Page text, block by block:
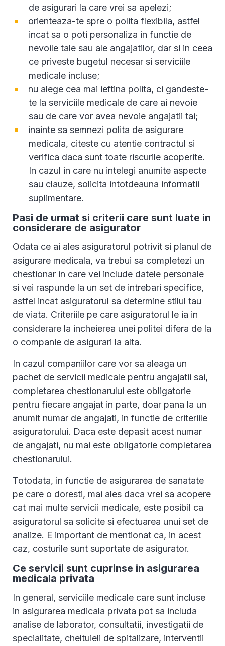
de asigurari la care vrei sa apelezi;
orienteaza-te spre o polita flexibila, astfel
incat sa o poti personaliza in functie de
nevoile tale sau ale angajatilor, dar si in ceea
ce priveste bugetul necesar si serviciile
medicale incluse;
nu alege cea mai ieftina polita, ci gandeste-
te la serviciile medicale de care ai nevoie
sau de care vor avea nevoie angajatii tai;
inainte sa semnezi polita de asigurare
medicala, citeste cu atentie contractul si
verifica daca sunt toate riscurile acoperite.
In cazul in care nu intelegi anumite aspecte
sau clauze, solicita intotdeauna informatii
suplimentare.
Pasi de urmat si criterii care sunt luate in
considerare de asigurator
Odata ce ai ales asiguratorul potrivit si planul de
asigurare medicala, va trebui sa completezi un
chestionar in care vei include datele personale
si vei raspunde la un set de intrebari specifice,
astfel incat asiguratorul sa determine stilul tau
de viata. Criteriile pe care asiguratorul le ia in
considerare la incheierea unei politei difera de la
o companie de asigurari la alta.
In cazul companiilor care vor sa aleaga un
pachet de servicii medicale pentru angajatii sai,
completarea chestionarului este obligatorie
pentru fiecare angajat in parte, doar pana la un
anumit numar de angajati, in functie de criteriile
asiguratorului. Daca este depasit acest numar
de angajati, nu mai este obligatorie completarea
chestionarului.
Totodata, in functie de asigurarea de sanatate
pe care o doresti, mai ales daca vrei sa acopere
cat mai multe servicii medicale, este posibil ca
asiguratorul sa solicite si efectuarea unui set de
analize. E important de mentionat ca, in acest
caz, costurile sunt suportate de asigurator.
Ce servicii sunt cuprinse in asigurarea
medicala privata
In general, serviciile medicale care sunt incluse
in asigurarea medicala privata pot sa includa
analise de laborator, consultatii, investigatii de
specialitate, cheltuieli de spitalizare, interventii